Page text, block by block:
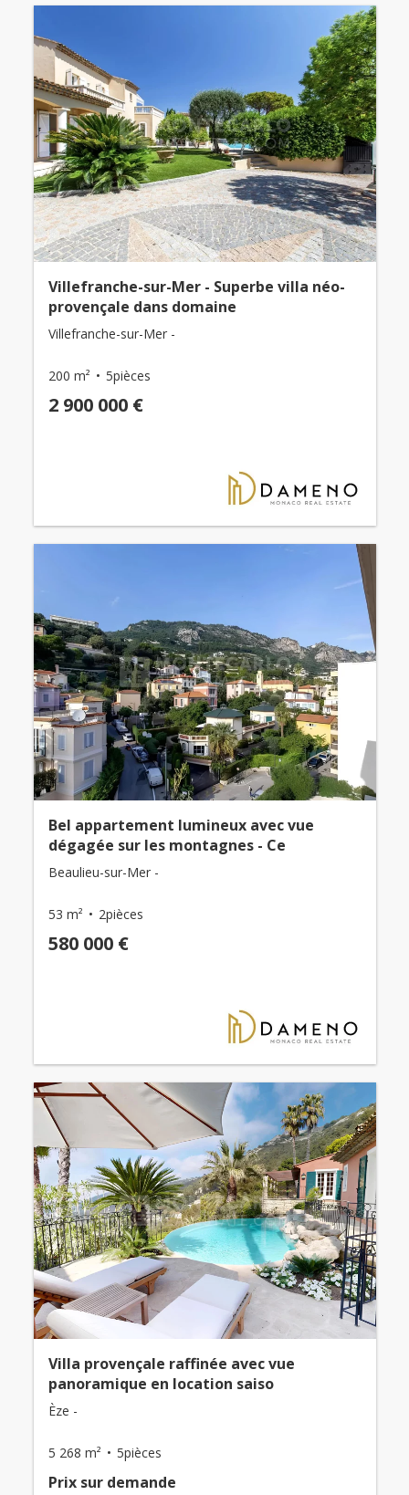
Villefranche-sur-Mer - Superbe villa néo-
provençale dans domaine
Villefranche-sur-Mer -
200 m² 5pièces
2 900 000 €
Bel appartement lumineux avec vue
dégagée sur les montagnes - Ce
Beaulieu-sur-Mer -
53 m² 2pièces
580 000 €
Villa provençale raffinée avec vue
panoramique en location saiso
Èze -
5 268 m² 5pièces
Prix ​​sur demande